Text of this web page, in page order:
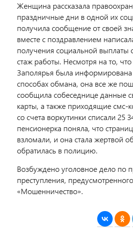
Женщина рассказала
праздничные дни в одной их
получила сообщение от своей
вместе с поздравлением
получения социальной выплаты
стаж работы. Несмотря на то,
Заполярья была
способах обмана, она все же
сообщила собеседнице данные
карты, а также приходящие смс-
со счета воркутинки списали 25
пенсионерка поняла, что
взломали, и она стала жертвой
обратилась в полицию.
Возбуждено уголовное дело по
преступления,
«Мошенничество».